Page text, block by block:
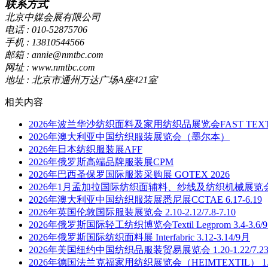
联系方式
北京中媒会展有限公司
电话 : 010-52875706
手机 : 13810544566
邮箱 : annie@nmtbc.com
网址 : www.nmtbc.com
地址 : 北京市通州万达广场A座421室
相关内容
2026年波兰华沙纺织面料及家用纺织品展览会FAST
2026年澳大利亚中国纺织服装展览会（墨尔本）
2026年日本纺织服装展AFF
2026年俄罗斯高端品牌服装展CPM
2026年巴西圣保罗国际服装采购展 GOTEX 2026
2026年1月孟加拉国际纺织面辅料、纱线及纺织机械展览
2026年澳大利亚中国纺织服装展悉尼展CCTAE 6.17-6.19
2026年英国伦敦国际服装展览会 2.10-2.12/7.8-7.10
2026年俄罗斯国际轻工纺织博览会Textil Legprom 3.4-3.6/9
2026年俄罗斯国际纺织面料展 Interfabric 3.12-3.14/9月
2026年美国纽约中国纺织品服装贸易展览会 1.20-1.22/
2026年德国法兰克福家用纺织展览会（HEIMTEXTIL）